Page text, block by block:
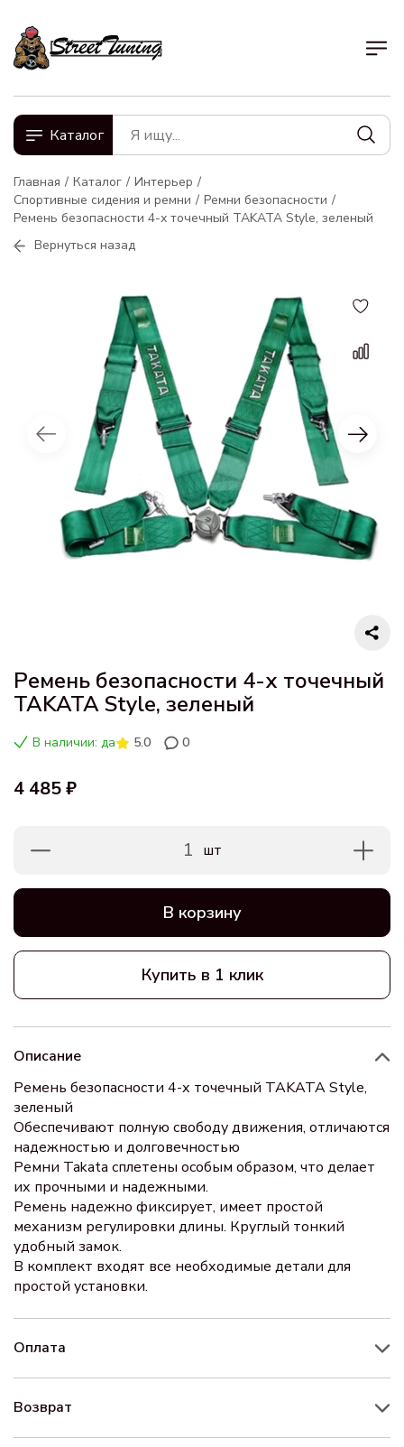
Каталог
Главная Каталог
Интерьер
Спортивные сидения и ремни
Ремни безопасности
Ремень безопасности 4-х точечный TAKATA Style, зеленый
Вернуться назад
Ремень безопасности 4-х точечный
TAKATA Style, зеленый
В наличии: да 5.0 0
4 485 ₽
1 шт
В корзину
Купить в 1 клик
Описание
Ремень безопасности 4-х точечный TAKATA Style,
зеленый
Обеспечивают полную свободу движения, отличаются
надежностью и долговечностью
Ремни Takata сплетены особым образом, что делает
их прочными и надежными.
Ремень надежно фиксирует, имеет простой
механизм регулировки длины. Круглый тонкий
удобный замок.
В комплект входят все необходимые детали для
простой установки.
Оплата
Возврат